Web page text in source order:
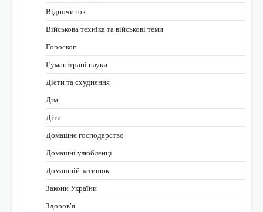
Відпочинок
Військова техніка та військові теми
Гороскоп
Гуманітрані науки
Дієти та схуднення
Дім
Діти
Домашнє господарство
Домашні улюбленці
Домашній затишок
Закони України
Здоров'я